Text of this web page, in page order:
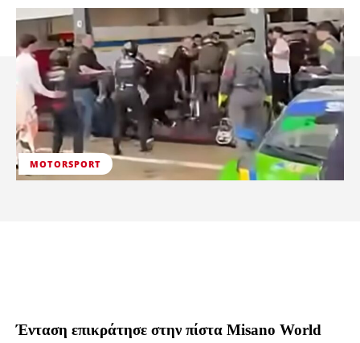
MOTORSPORT
Ένταση επικράτησε στην πίστα Misano World